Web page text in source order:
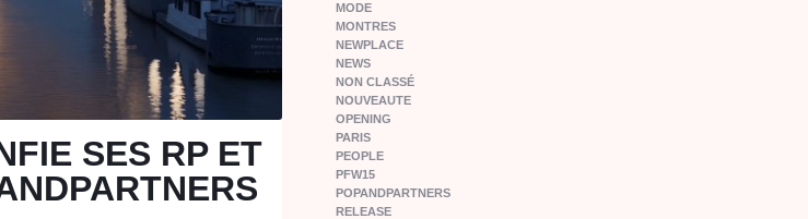
SES RP ET
MODE
MONTRES
NEWPLACE
NEWS
NON CLASSÉ
NOUVEAUTE
OPENING
PARIS
PEOPLE
PFW15
POPANDPARTNERS
RELEASE